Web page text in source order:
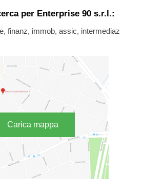
per Enterprise 90 s.r.l.:
finanz, immob, assic, intermediaz
Carica mappa